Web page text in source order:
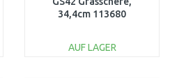
34,4cm 113680
AUF LAGER